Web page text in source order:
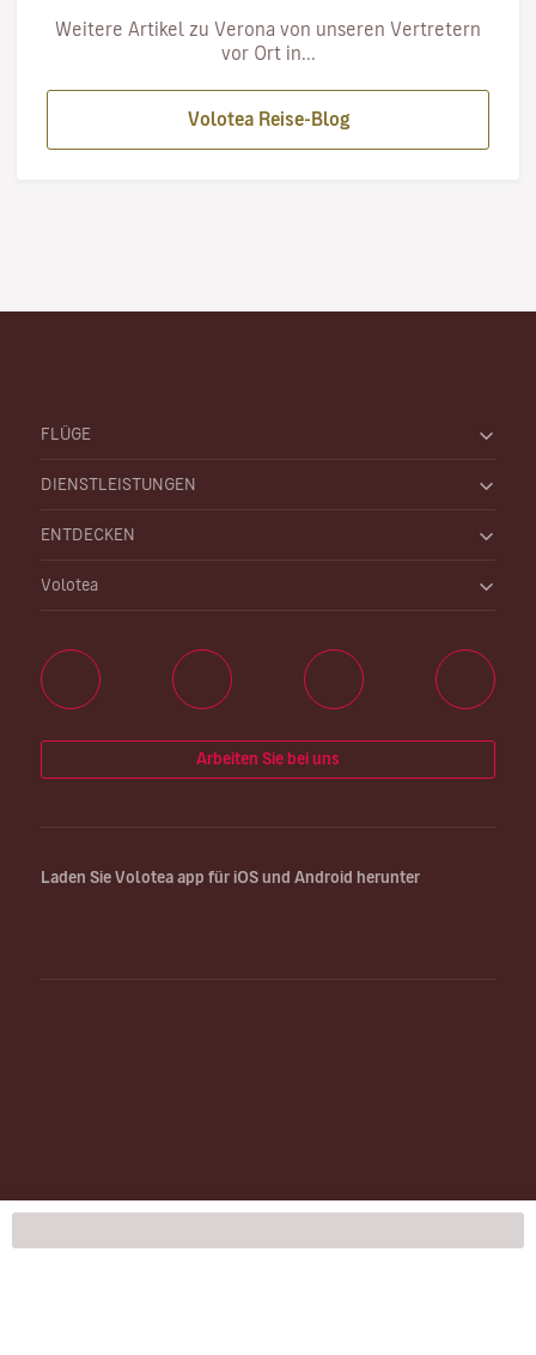
Weitere Artikel zu Verona von unseren Vertretern
vor Ort in...
Volotea Reise-Blog
FLÜGE
DIENSTLEISTUNGEN
ENTDECKEN
Volotea
Arbeiten Sie bei uns
Laden Sie Volotea app für iOS und Android herunter